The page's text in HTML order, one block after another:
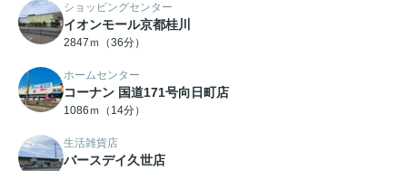
ショッピングセンター
イオンモール京都桂川
2847ｍ（36分）
ホームセンター
コーナン 国道171号向日町店
1086ｍ（14分）
生活雑貨店
バースデイ久世店